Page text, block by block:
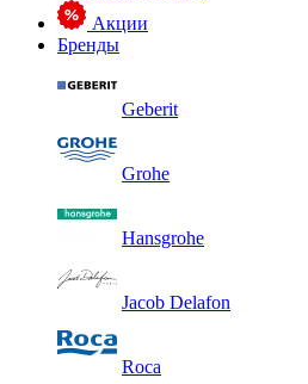
Акции
Бренды
Geberit
Grohe
Hansgrohe
Jacob Delafon
Roca